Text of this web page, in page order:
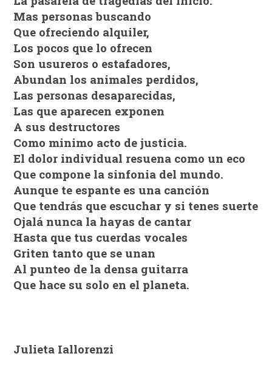
Mas personas buscando
Que ofreciendo alquiler,
Los pocos que lo ofrecen
Son usureros o estafadores,
Abundan los animales perdidos,
Las personas desaparecidas,
Las que aparecen exponen
A sus destructores
Como minimo acto de justicia.
El dolor individual resuena como un eco
Que compone la sinfonia del mundo.
Aunque te espante es una canción
Que tendrás que escuchar y si tenes suerte
Ojalá nunca la hayas de cantar
Hasta que tus cuerdas vocales
Griten tanto que se unan
Al punteo de la densa guitarra
Que hace su solo en el planeta.
Julieta Iallorenzi